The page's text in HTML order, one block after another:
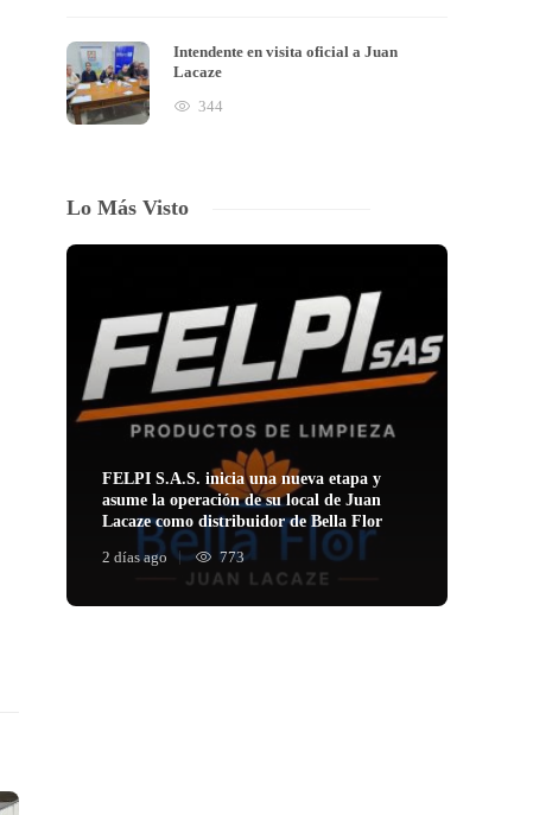
Intendente en visita oficial a Juan
Lacaze
344
Lo Más Visto
FELPI S.A.S. inicia una nueva etapa y
asume la operación de su local de Juan
Lacaze como distribuidor de Bella Flor
2 días ago
773